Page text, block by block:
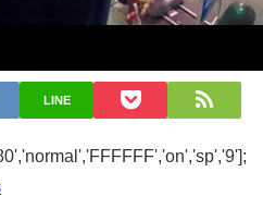
LINE